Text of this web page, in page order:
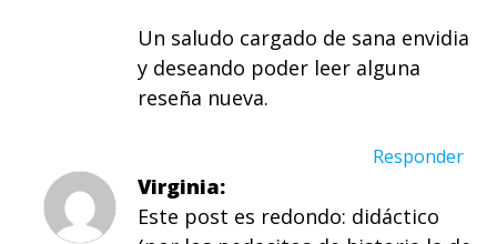
Un saludo cargado de sana envidia
y deseando poder leer alguna
reseña nueva.
Responder
Virginia
Este post es redondo: didáctico